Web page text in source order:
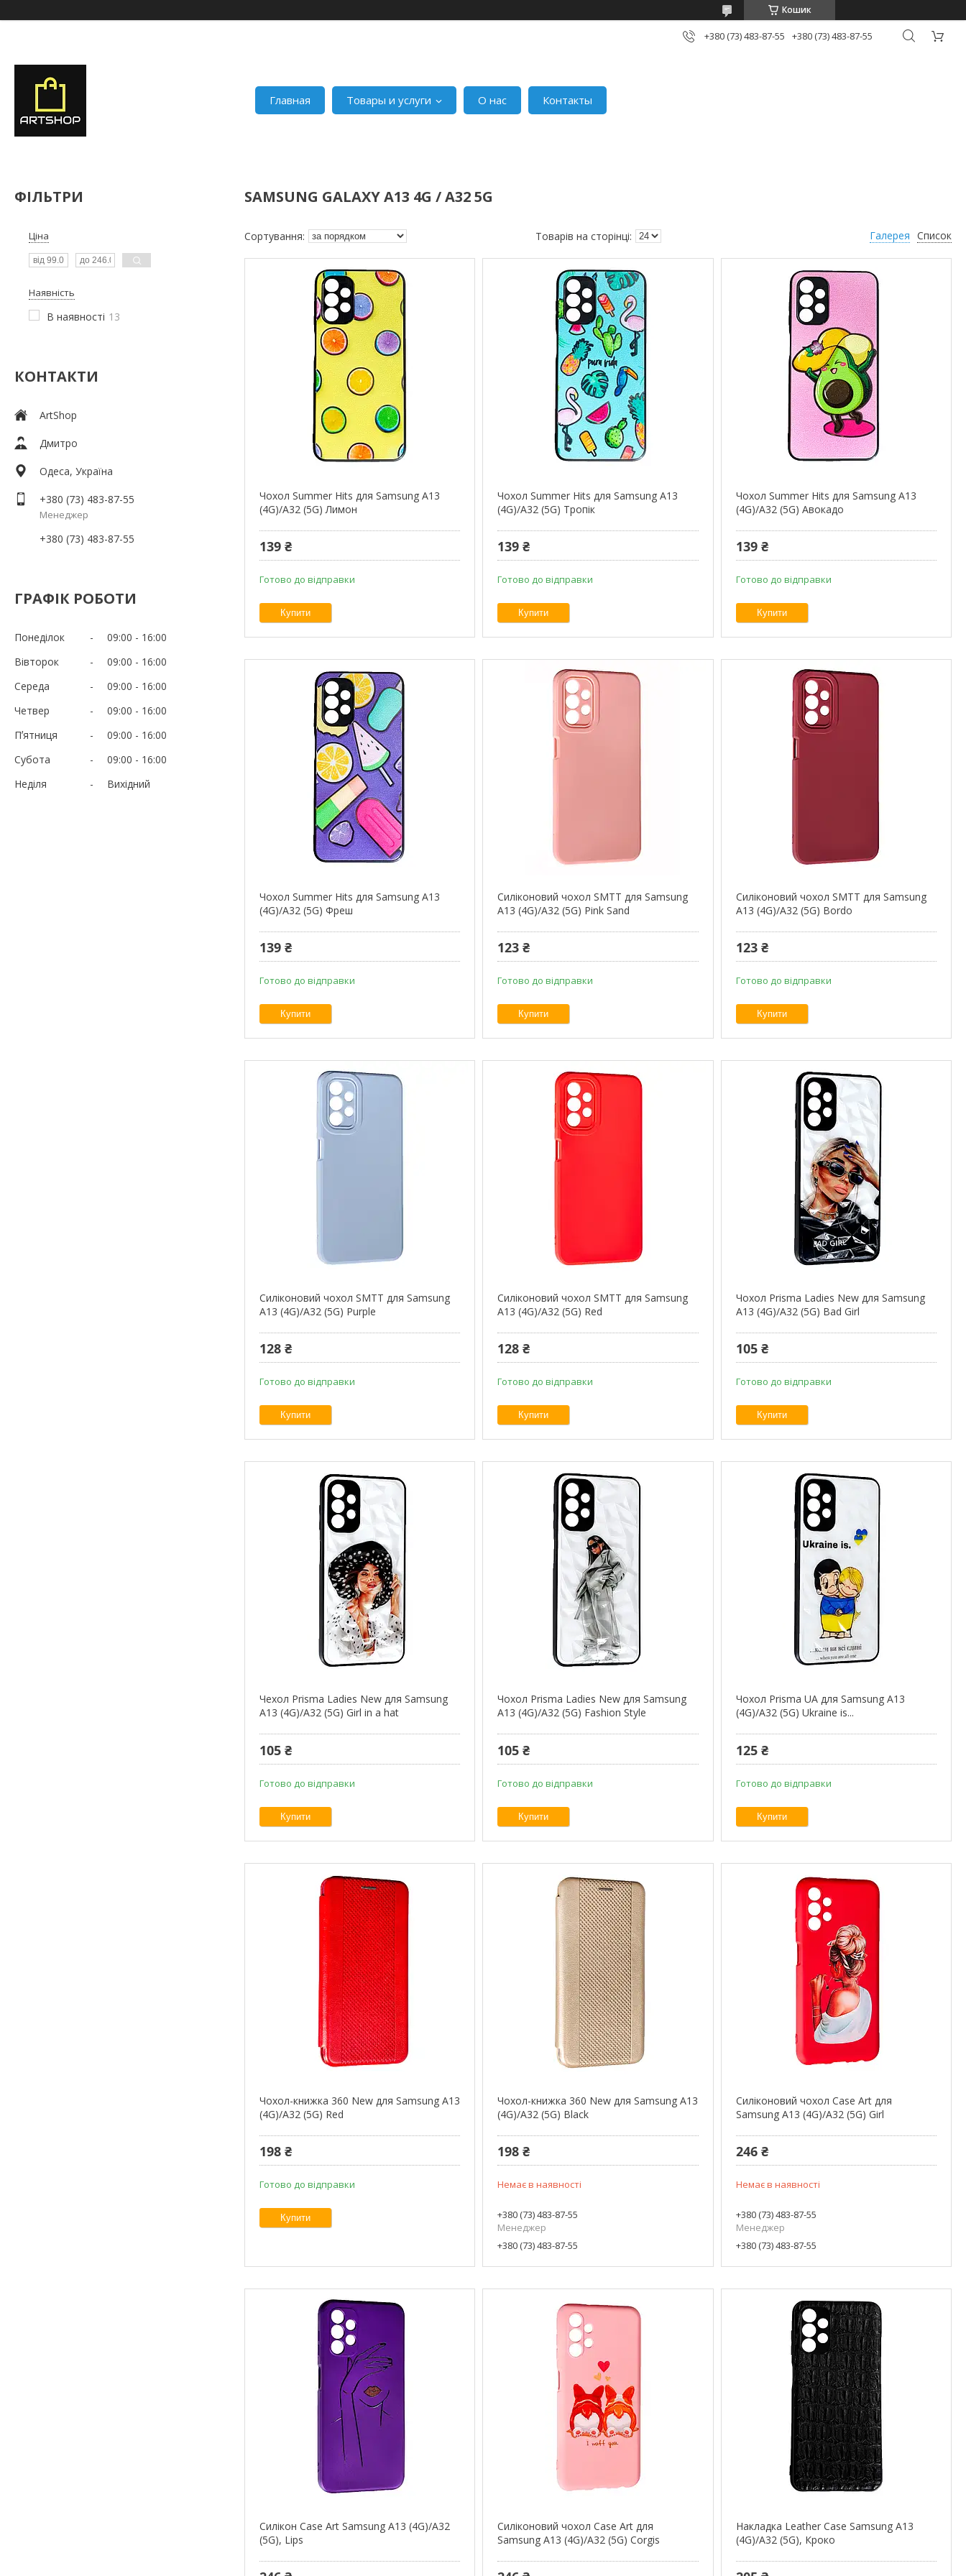
Кошик
+380 (73) 483-87-55 +380 (73) 483-87-55
Главная Товары и услуги О нас Контакты
ФІЛЬТРИ
Ціна
Наявність
В наявності 13
КОНТАКТИ
ArtShop
Дмитро
Одеса, Україна
+380 (73) 483-87-55
Менеджер
+380 (73) 483-87-55
ГРАФІК РОБОТИ
Понеділок 09:00
16:00
Вівторок
09:00
16:00
Середа
09:00
16:00
Четвер
09:00
16:00
Пʼятниця
09:00
16:00
Субота
09:00
16:00
Неділя
Вихідний
SAMSUNG GALAXY A13 4G / A32 5G
Галерея Список
Чохол Summer Hits для Samsung A13
(4G)/A32 (5G) Лимон
139 ₴
Готово до відправки
Купити
Чохол Summer Hits для Samsung A13
(4G)/A32 (5G) Тропік
139 ₴
Готово до відправки
Купити
Чохол Summer Hits для Samsung A13
(4G)/A32 (5G) Авокадо
139 ₴
Готово до відправки
Купити
Чохол Summer Hits для Samsung A13
(4G)/A32 (5G) Фреш
139 ₴
Готово до відправки
Купити
Силіконовий чохол SMTT для Samsung
A13 (4G)/A32 (5G) Pink Sand
123 ₴
Готово до відправки
Купити
Силіконовий чохол SMTT для Samsung
A13 (4G)/A32 (5G) Bordo
123 ₴
Готово до відправки
Купити
Силіконовий чохол SMTT для Samsung
A13 (4G)/A32 (5G) Purple
128 ₴
Готово до відправки
Купити
Силіконовий чохол SMTT для Samsung
A13 (4G)/A32 (5G) Red
128 ₴
Готово до відправки
Купити
Чохол Prisma Ladies New для Samsung
A13 (4G)/A32 (5G) Bad Girl
105 ₴
Готово до відправки
Купити
Чехол Prisma Ladies New для Samsung
A13 (4G)/A32 (5G) Girl in a hat
105 ₴
Готово до відправки
Купити
Чохол Prisma Ladies New для Samsung
A13 (4G)/A32 (5G) Fashion Style
105 ₴
Готово до відправки
Купити
Чохол Prisma UA для Samsung A13
(4G)/A32 (5G) Ukraine is...
125 ₴
Готово до відправки
Купити
Чохол-книжка 360 New для Samsung A13
(4G)/A32 (5G) Red
198 ₴
Готово до відправки
Купити
Чохол-книжка 360 New для Samsung A13
(4G)/A32 (5G) Black
198 ₴
Немає в наявності
+380 (73) 483-87-55
Менеджер
+380 (73) 483-87-55
Силіконовий чохол Case Art для
Samsung A13 (4G)/A32 (5G) Girl
246 ₴
Немає в наявності
+380 (73) 483-87-55
Менеджер
+380 (73) 483-87-55
Силікон Case Art Samsung A13 (4G)/A32
(5G), Lips
Силіконовий чохол Case Art для
Samsung A13 (4G)/A32 (5G) Corgis
Накладка Leather Case Samsung A13
(4G)/A32 (5G), Кроко